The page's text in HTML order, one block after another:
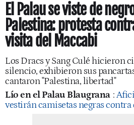
El Palau se viste de
Palestina: protesta
visita del Maccabi
Los Dracs y Sang Culé hicieron
silencio, exhibieron sus
cantaron "Palestina, libertad"
Lío en el Palau Blaugrana :
vestirán camisetas negras contra